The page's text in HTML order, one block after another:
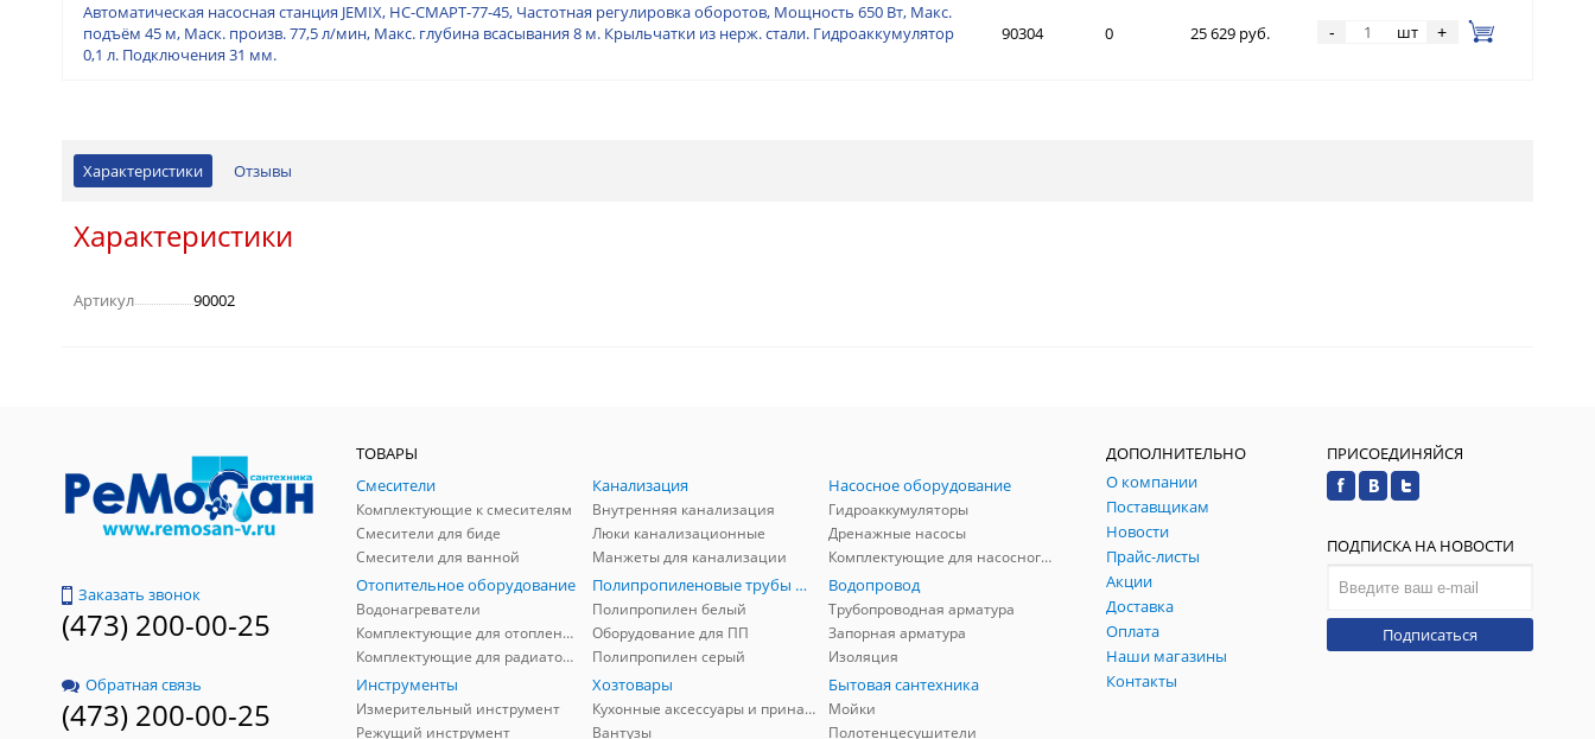
Автоматическая насосная станция JEMIX, НС-СМАРТ-77-45, Частотная регулировка оборотов, Мощность 650 Вт, Макс.
подъём 45 м, Маск. произв. 77,5 л/мин, Макс. глубина всасывания 8 м. Крыльчатки из нерж. стали. Гидроаккумулятор
0,1 л. Подключения 31 мм.
90304 0 25 629 руб. - шт +
Характеристики Отзывы
Характеристики
Артикул 90002
Заказать звонок
(473) 200-00-25
Обратная связь
(473) 200-00-25
ТОВАРЫ
Смесители
Комплектующие к смесителям
Смесители для биде
Смесители для ванной
Канализация
Внутренняя канализация
Люки канализационные
Манжеты для канализации
Насосное оборудование
Гидроаккумуляторы
Дренажные насосы
Комплектующие для насосного оборудования
Отопительное оборудование
Водонагреватели
Комплектующие для отопления
Комплектующие для радиаторов
Полипропиленовые трубы и фитинги
Полипропилен белый
Оборудование для ПП
Полипропилен серый
Водопровод
Трубопроводная арматура
Запорная арматура
Изоляция
Инструменты
Измерительный инструмент
Режущий инструмент
Хозтовары
Кухонные аксессуары и принадлежности
Вантузы
Бытовая сантехника
Мойки
Полотенцесушители
ДОПОЛНИТЕЛЬНО
О компании
Поставщикам
Новости
Прайс-листы
Акции
Доставка
Оплата
Наши магазины
Контакты
ПРИСОЕДИНЯЙСЯ
ПОДПИСКА НА НОВОСТИ
Подписаться